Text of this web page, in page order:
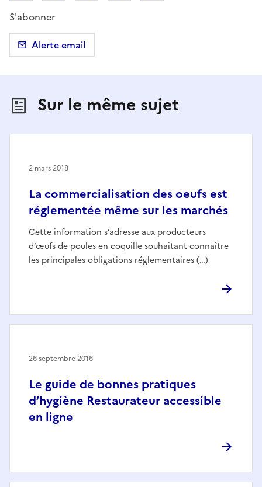
S'abonner
Alerte email
Sur le même sujet
La commercialisation des oeufs est
réglementée même sur les marchés
Cette information s’adresse aux producteurs
d’œufs de poules en coquille souhaitant connaître
les principales obligations réglementaires (…)
2 mars 2018
Le guide de bonnes pratiques
d’hygiène Restaurateur accessible
en ligne
26 septembre 2016